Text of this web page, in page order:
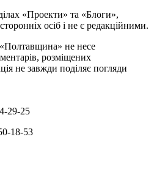
«Проекти» та «Блоги»,
осіб і не є редакційними.
не несе
розміщених
не завжди поділяє погляди
29-25
18-53